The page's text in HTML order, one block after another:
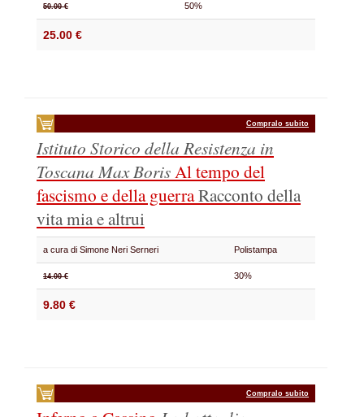
50.00 € 50%
25.00 €
Compralo subito
Istituto Storico della Resistenza in
Toscana Max BorisAl tempo del
fascismo e della guerraRacconto della
vita mia e altrui
a cura di Simone Neri Serneri Polistampa
14.00 € 30%
9.80 €
Compralo subito